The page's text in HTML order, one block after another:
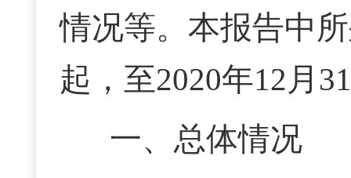
情况等。本报告中
起，至2020年12月
一、总体情况